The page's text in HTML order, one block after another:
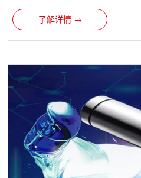
了解详情 →